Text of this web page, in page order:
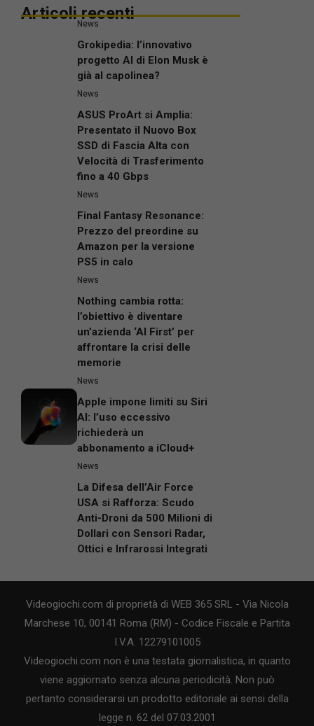
Articoli recenti
News
Grokipedia: l’innovativo
progetto AI di Elon Musk è
già al capolinea?
News
ASUS ProArt si Amplia:
Presentato il Nuovo Box
SSD di Fascia Alta con
Velocità di Trasferimento
fino a 40 Gbps
News
Final Fantasy Resonance:
Prezzo del preordine su
Amazon per la versione
PS5 in calo
News
Nothing cambia rotta:
l’obiettivo è diventare
un’azienda ‘AI First’ per
affrontare la crisi delle
memorie
News
Apple impone limiti su Siri
AI: l’uso eccessivo
richiederà un
abbonamento a iCloud+
News
La Difesa dell’Air Force
USA si Rafforza: Scudo
Anti-Droni da 500 Milioni di
Dollari con Sensori Radar,
Ottici e Infrarossi Integrati
Videogiochi.com di proprietà di WEB 365 SRL - Via Nicola
Marchese 10, 00141 Roma (RM) - Codice Fiscale e Partita
I.V.A. 12279101005
Videogiochi.com non è una testata giornalistica, in quanto
viene aggiornato senza alcuna periodicità. Non può
pertanto considerarsi un prodotto editoriale ai sensi della
legge n. 62 del 07.03.2001